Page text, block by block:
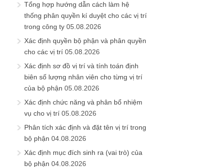
Tổng hợp hướng dẫn cách làm hệ
thống phân quyền kí duyệt cho các vị trí
trong công ty 05.08.2026
Xác định quyền bộ phận và phân quyền
cho các vị trí 05.08.2026
Xác định sơ đồ vị trí và tính toán định
biên số lượng nhân viên cho từng vị trí
của bộ phận 05.08.2026
Xác định chức năng và phân bổ nhiệm
vụ cho vị trí 05.08.2026
Phân tích xác định và đặt tên vị trí trong
bộ phận 04.08.2026
Xác định mục đích sinh ra (vai trò) của
bộ phận 04.08.2026